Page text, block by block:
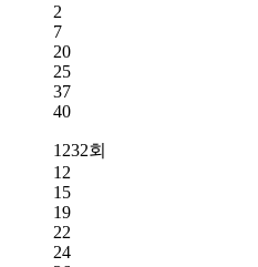
2
7
20
25
37
40
1232회
12
15
19
22
24